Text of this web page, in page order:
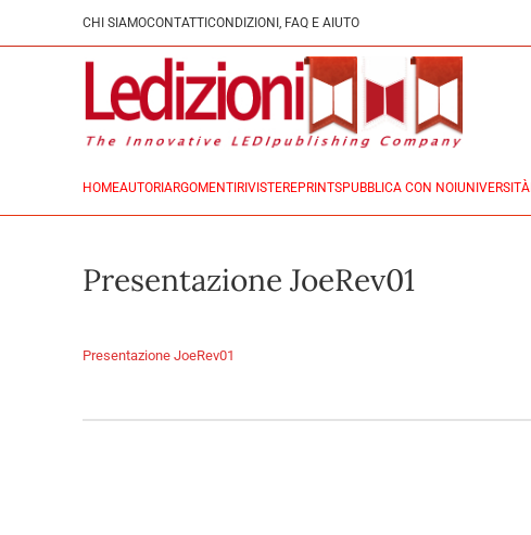
CHI SIAMOCONTATTI CONDIZIONI, FAQ E AIUTO
HOMEAUTORI ARGOMENTI RIVISTEREPRINTSPUBBLICA CON NOI UNIVERSITÀ
Presentazione JoeRev01
Presentazione JoeRev01